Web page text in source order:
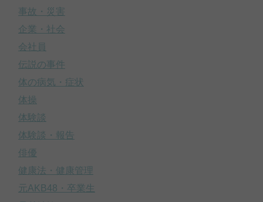
事故・災害
企業・社会
会社員
伝説の事件
体の病気・症状
体操
体験談
体験談・報告
俳優
健康法・健康管理
元AKB48・卒業生